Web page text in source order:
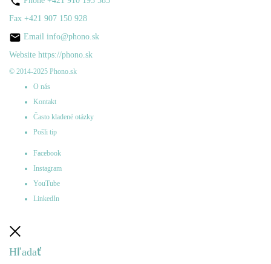
Fax +421 907 150 928
Email info@phono.sk
Website https://phono.sk
© 2014-2025 Phono.sk
O nás
Kontakt
Často kladené otázky
Pošli tip
Facebook
Instagram
YouTube
LinkedIn
Hľadať